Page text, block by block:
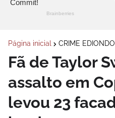
Página inicial CRIME EDIONDO
Fã de Taylor
assalto em
levou 23